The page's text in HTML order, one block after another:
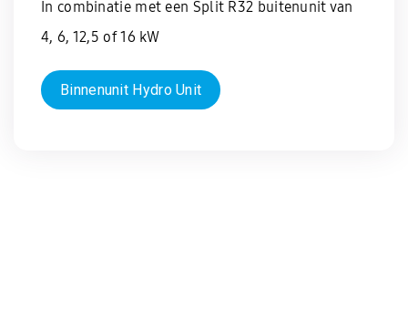
In combinatie met een Split R32 buitenunit van
4, 6, 12,5 of 16 kW
Binnenunit Hydro Unit